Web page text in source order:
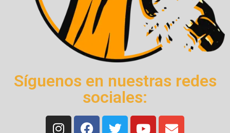
Síguenos en nuestras redes
sociales: